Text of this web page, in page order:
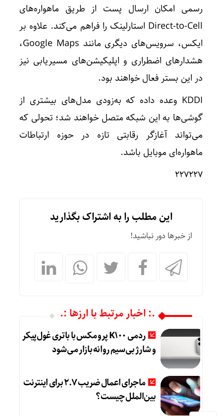
رسمی امکان ارسال پست از طریق ماهواره‌های
Direct-to-Cell استارلینک را فراهم می‌کند. علاوه بر
ایکس، سرویس‌های دیگری مانند Google Maps،
هشدارهای اضطراری و اپلیکیشن‌های مسیریابی نیز
در این بستر فعال خواهند بود.
KDDI وعده داده که به‌زودی مدل‌های بیشتری از
گوشی‌ها به این شبکه متصل خواهند شد؛ تحولی که
می‌تواند آغازگر رقابتی تازه در حوزه ارتباطات
ماهواره‌ای موبایل باشد.
۲۲۷۲۲۷
این مطلب را به اشتراک بگذارید
از خبرها دور نباشید!
.: اخبار مرتبط با ارزها :.
ردمی K100 پرو مکس با باتری غول‌پیکر
و شارژ بی‌سیم روانه بازار می‌شود
ماجرای اعمال ضریب ۲.۷ برای اینترنت
بین‌الملل چیست؟